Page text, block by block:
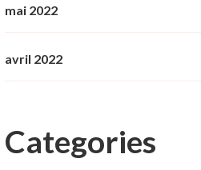
mai 2022
avril 2022
Categories